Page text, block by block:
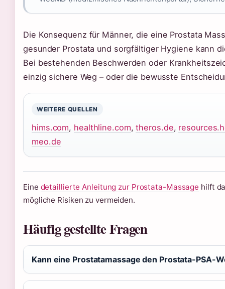
Die Konsequenz für Männer, die eine Prostata
gesunder Prostata und sorgfältiger Hygiene kann
Bei bestehenden Beschwerden oder
einzig sichere Weg – oder die bewusste
WEITERE QUELLEN
hims.com, healthline.com,theros.de,
meo.de
Eine detaillierte Anleitung zur Prostata-Massage hilft
mögliche Risiken zu vermeiden.
Häufig gestellte Fragen
Kann eine Prostatamassage den Prostata-PSA-